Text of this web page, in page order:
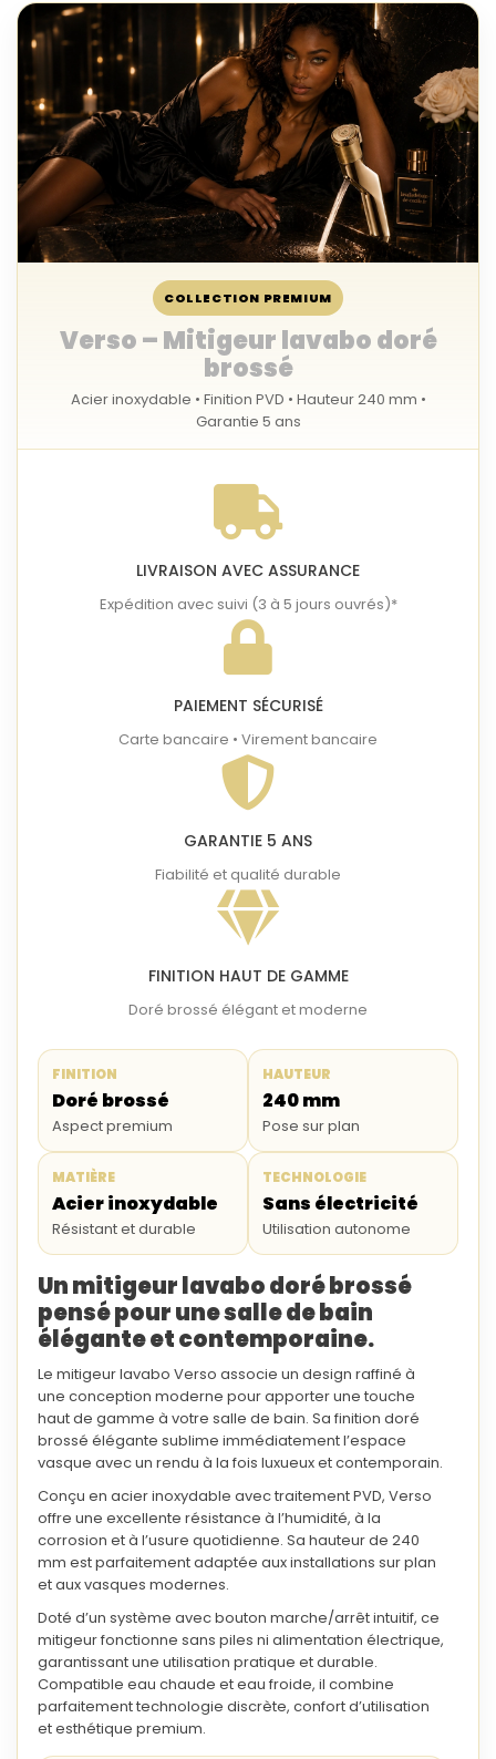
COLLECTION PREMIUM
Verso – Mitigeur lavabo doré
brossé
Acier inoxydable • Finition PVD • Hauteur 240 mm •
Garantie 5 ans
LIVRAISON AVEC ASSURANCE
Expédition avec suivi (3 à 5 jours ouvrés)*
PAIEMENT SÉCURISÉ
Carte bancaire • Virement bancaire
GARANTIE 5 ANS
Fiabilité et qualité durable
FINITION HAUT DE GAMME
Doré brossé élégant et moderne
FINITION
Doré brossé
Aspect premium
HAUTEUR
240 mm
Pose sur plan
MATIÈRE
Acier inoxydable
Résistant et durable
TECHNOLOGIE
Sans électricité
Utilisation autonome
Un mitigeur lavabo doré brossé
pensé pour une salle de bain
élégante et contemporaine.
Le mitigeur lavabo Verso associe un design raffiné à
une conception moderne pour apporter une touche
haut de gamme à votre salle de bain. Sa finition doré
brossé élégante sublime immédiatement l’espace
vasque avec un rendu à la fois luxueux et contemporain.
Conçu en acier inoxydable avec traitementPVD, Verso
offre une excellente résistance à l’humidité, à la
corrosion et à l’usure quotidienne. Sa hauteur de 240
mm est parfaitement adaptée aux installations sur plan
et aux vasques modernes.
Doté d’un système avecbouton marche/arrêt intuitif, ce
mitigeur fonctionne sans piles ni alimentation électrique,
garantissant une utilisation pratique et durable.
Compatible eau chaude et eau froide, il combine
parfaitement technologie discrète, confort d’utilisation
et esthétique premium.